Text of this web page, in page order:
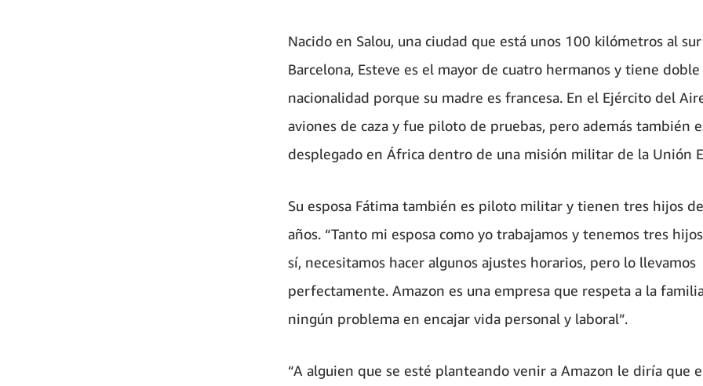
Nacido en Salou, una ciudad que está unos 100 kilómetros al
Barcelona, Esteve es el mayor de cuatro hermanos y tiene doble
nacionalidad porque su madre es francesa. En el Ejército del
aviones de caza y fue piloto de pruebas, pero además también
desplegado en África dentro de una misión militar de la Unión
Su esposa Fátima también es piloto militar y tienen tres hijos
años. “Tanto mi esposa como yo trabajamos y tenemos tres
sí, necesitamos hacer algunos ajustes horarios, pero lo llevamos
perfectamente. Amazon es una empresa que respeta a la
ningún problema en encajar vida personal y laboral”.
“A alguien que se esté planteando venir a Amazon le diría que